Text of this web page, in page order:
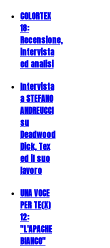
COLORTEX
18:
Recensione,
intervista
ed analisi
Intervista
a STEFANO
ANDREUCCI
su
Deadwood
Dick, Tex
ed il suo
lavoro
UNA VOCE
PER TE(X)
12:
"L'APACHE
BIANCO"